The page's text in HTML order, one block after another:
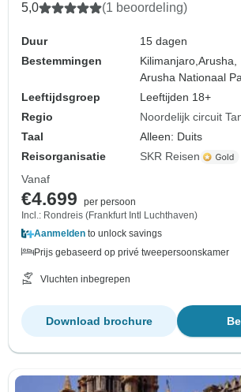
5,0 (1 beoordeling)
Duur
15 dagen
Bestemmingen
Kilimanjaro,Arusha,
Arusha Nationaal
Leeftijdsgroep
Leeftijden 18+
Regio
Noordelijk circuit
Taal
Alleen: Duits
Reisorganisatie
SKR Reisen
Vanaf
€4.699
per persoon
Incl.: Rondreis (Frankfurt Intl Luchthaven)
Aanmelden to unlock savings
Prijs gebaseerd op privé tweepersoonskamer
Vluchten inbegrepen
Download brochure